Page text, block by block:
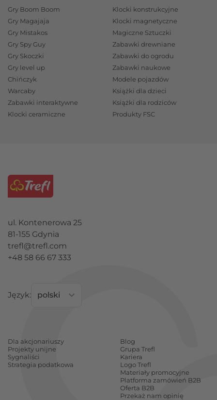
Gry Boom Boom
Gry Magajaja
Gry Mistakos
Gry Spy Guy
Gry Skoczki
Gry level up
Chińczyk
Warcaby
Zabawki interaktywne
Klocki ceramiczne
Klocki konstrukcyjne
Klocki magnetyczne
Magiczne Sztuczki
Zabawki drewniane
Zabawki do ogrodu
Zabawki naukowe
Modele pojazdów
Książki dla dzieci
Książki dla rodziców
Produkty FSC
ul. Kontenerowa 25
81-155 Gdynia
trefl@trefl.com
+48 58 66 67 333
Język:
Dla akcjonariuszy
Projekty unijne
Sygnaliści
Strategia podatkowa
Blog
Grupa Trefl
Kariera
Logo Trefl
Materiały promocyjne
Platforma zamówień B2B
Oferta B2B
Przekaż nam opinię